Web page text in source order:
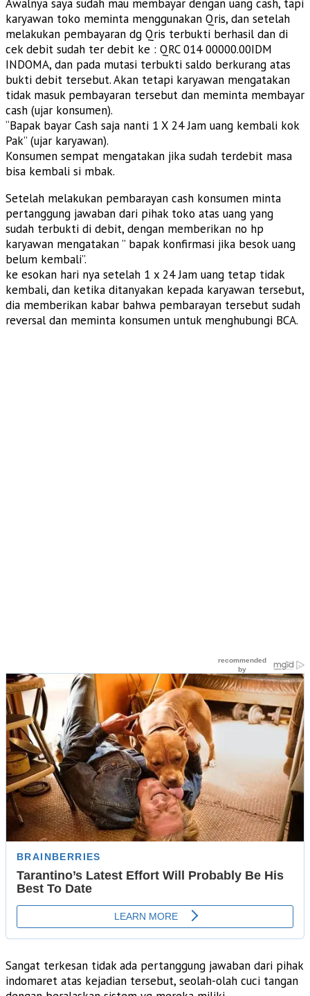
Awalnya saya sudah mau membayar dengan uang cash, tapi
karyawan toko meminta menggunakan Qris, dan setelah
melakukan pembayaran dg Qris terbukti berhasil dan di
cek debit sudah ter debit ke : QRC 014 00000.00IDM
INDOMA, dan pada mutasi terbukti saldo berkurang atas
bukti debit tersebut. Akan tetapi karyawan mengatakan
tidak masuk pembayaran tersebut dan meminta membayar
cash (ujar konsumen).
“Bapak bayar Cash saja nanti 1 X 24 Jam uang kembali kok
Pak” (ujar karyawan).
Konsumen sempat mengatakan jika sudah terdebit masa
bisa kembali si mbak.
Setelah melakukan pembarayan cash konsumen minta
pertanggung jawaban dari pihak toko atas uang yang
sudah terbukti di debit, dengan memberikan no hp
karyawan mengatakan ” bapak konfirmasi jika besok uang
belum kembali”.
ke esokan hari nya setelah 1 x 24 Jam uang tetap tidak
kembali, dan ketika ditanyakan kepada karyawan tersebut,
dia memberikan kabar bahwa pembarayan tersebut sudah
reversal dan meminta konsumen untuk menghubungi BCA.
Sangat terkesan tidak ada pertanggung jawaban dari pihak
indomaret atas kejadian tersebut, seolah-olah cuci tangan